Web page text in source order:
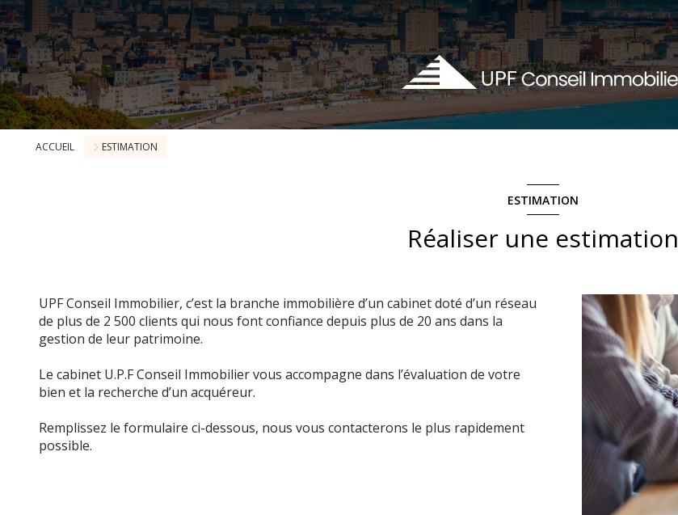
ACCUEIL ESTIMATION
ESTIMATION
Réaliser une estimation
UPF Conseil Immobilier, c’est la branche immobilière d’un cabinet doté d’un réseau
de plus de 2 500 clients qui nous font confiance depuis plus de 20 ans dans la
gestion de leur patrimoine.
Le cabinet U.P.F Conseil Immobilier vous accompagne dans l’évaluation de votre
bien et la recherche d’un acquéreur.
Remplissez le formulaire ci-dessous, nous vous contacterons le plus rapidement
possible.